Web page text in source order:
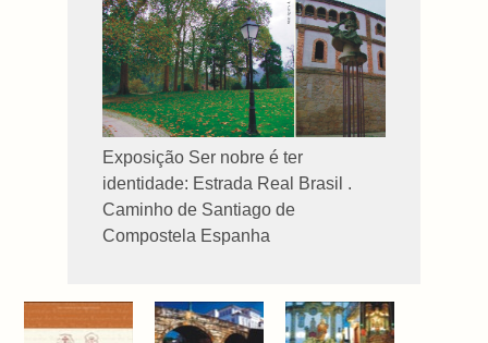
Exposição Ser nobre é ter
identidade: Estrada Real Brasil .
Caminho de Santiago de
Compostela Espanha